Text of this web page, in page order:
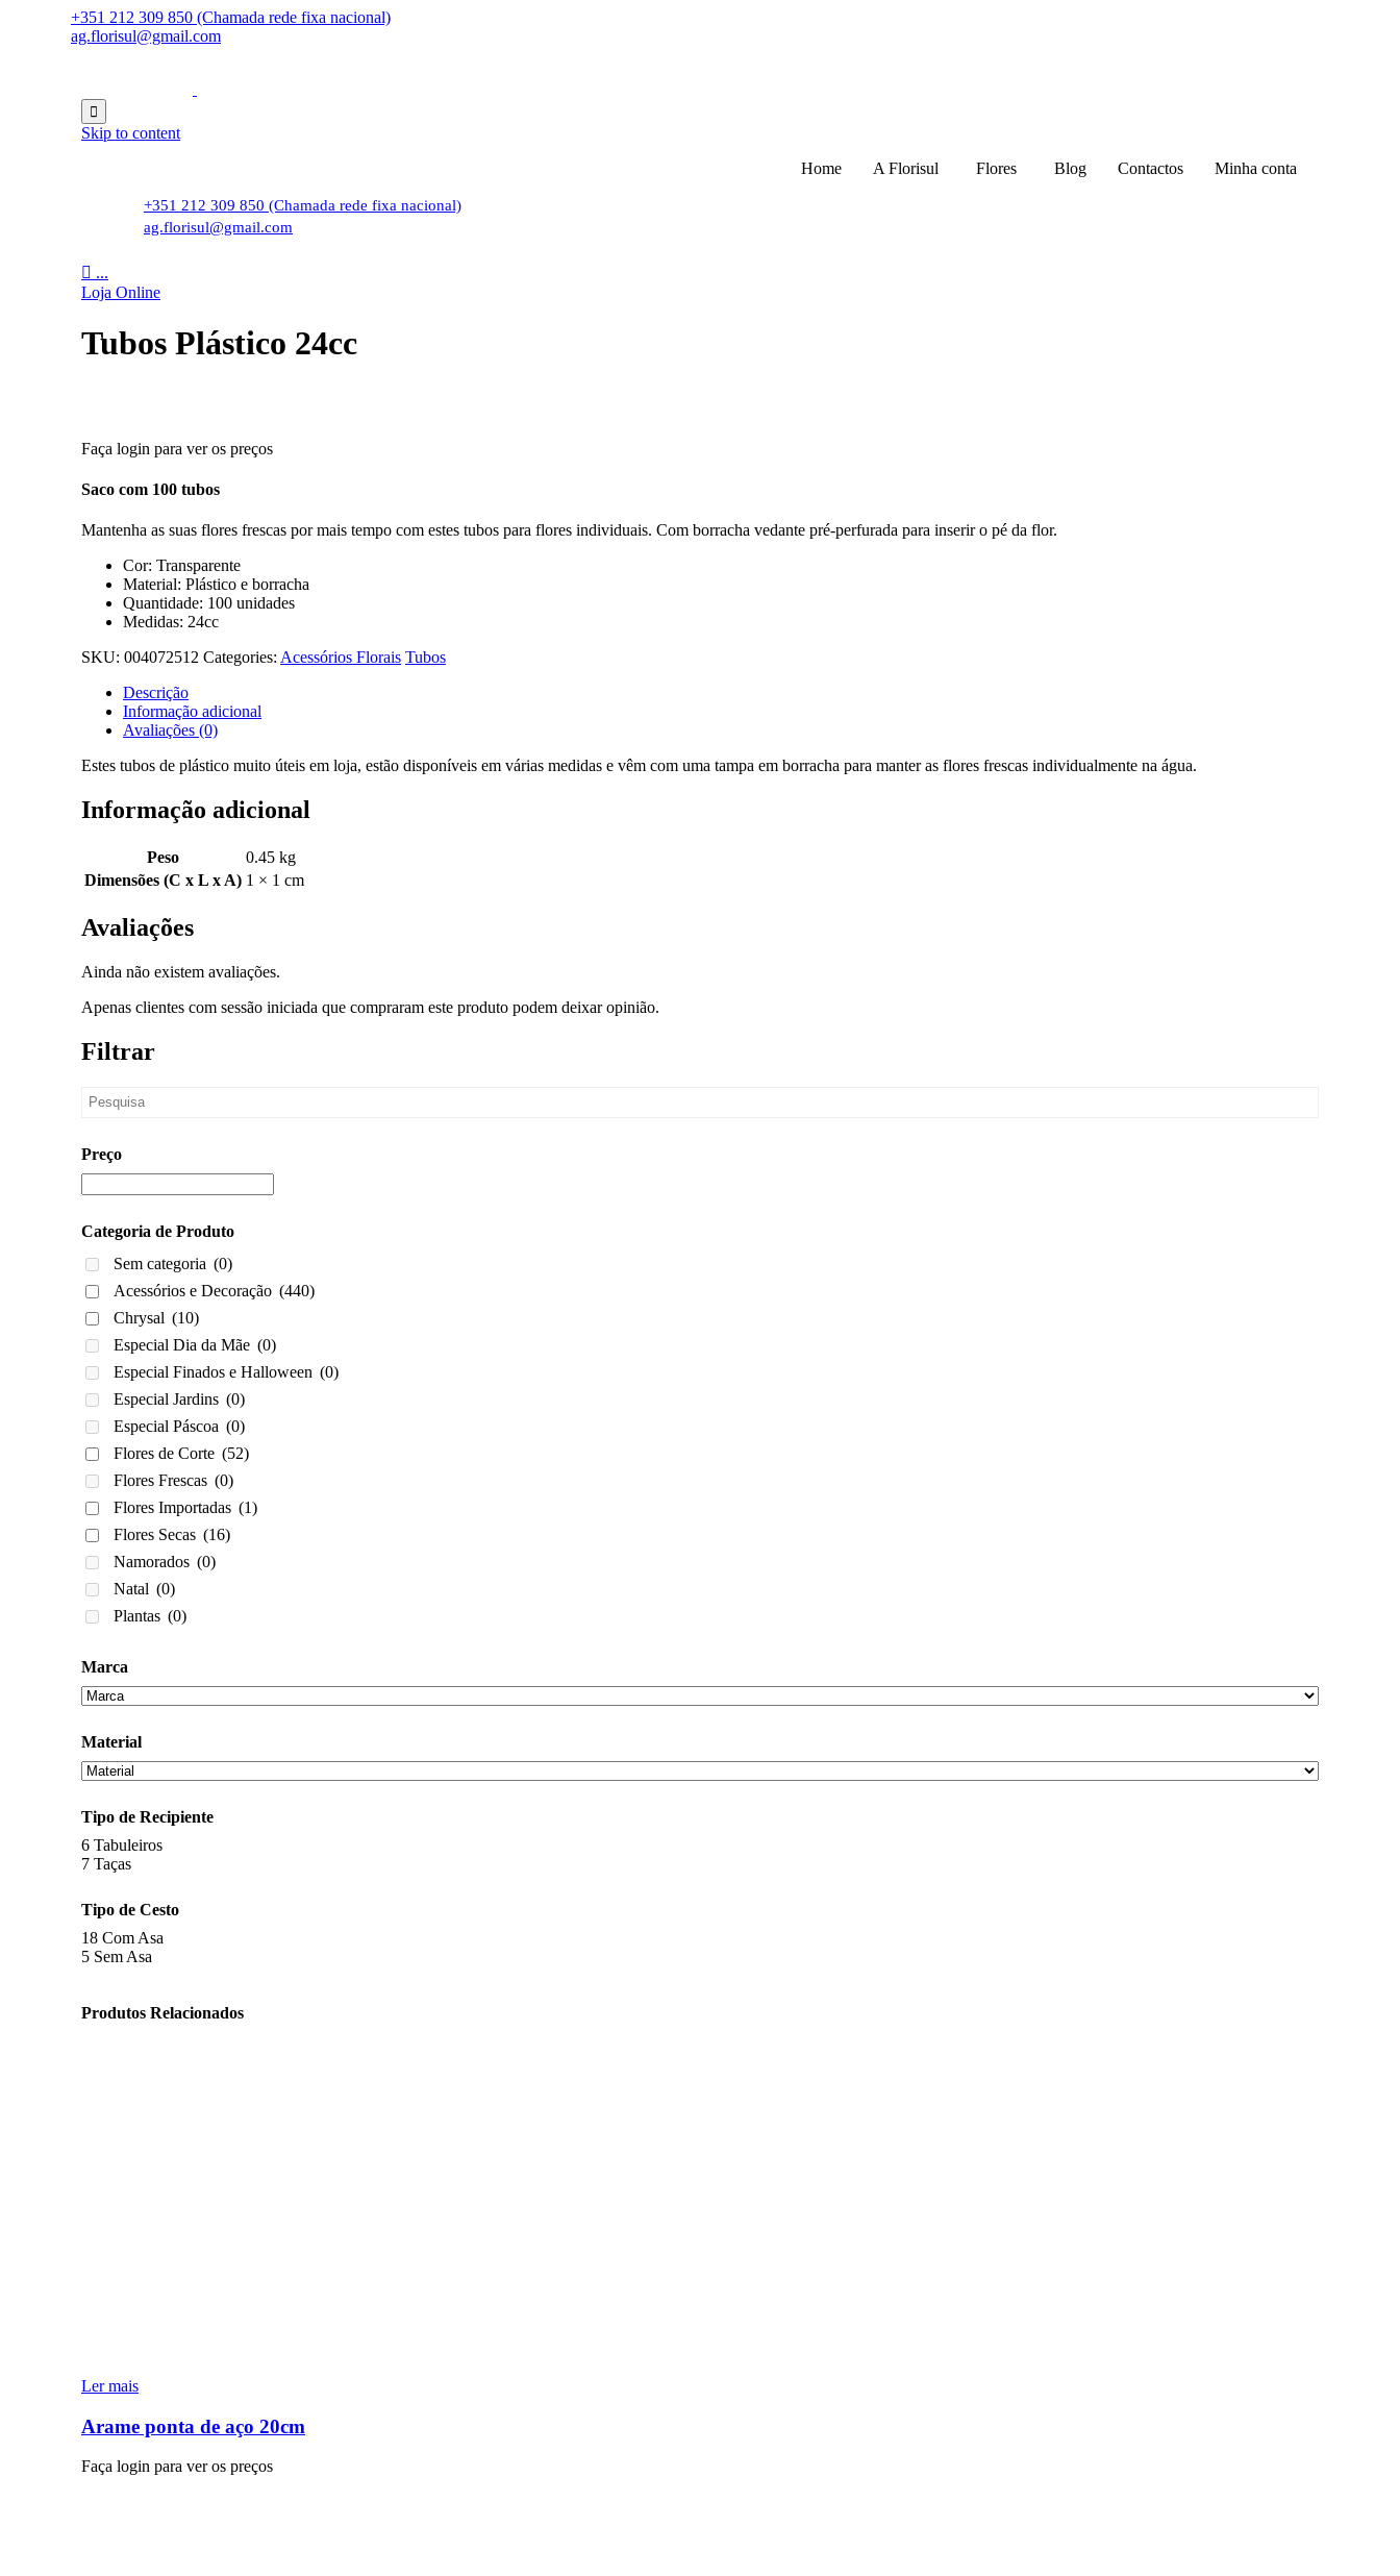
+351 212 309 850 (Chamada rede fixa nacional)
ag.florisul@gmail.com

Skip to content
Home
A Florisul Flores Blog Contactos Minha conta
+351 212 309 850 (Chamada rede fixa nacional)
ag.florisul@gmail.com
 ...
Loja Online
Tubos Plástico 24cc
Faça login para ver os preços
Saco com 100 tubos
Mantenha as suas flores frescas por mais tempo com estes tubos para flores individuais. Com borracha vedante pré-perfurada para inserir o pé da flor.
Cor: Transparente
Material: Plástico e borracha
Quantidade: 100 unidades
Medidas: 24cc
SKU: 004072512 Categories: Acessórios Florais Tubos
Descrição
Informação adicional
Avaliações (0)
Estes tubos de plástico muito úteis em loja, estão disponíveis em várias medidas e vêm com uma tampa em borracha para manter as flores frescas individualmente na água.
Informação adicional
Peso
0.45 kg
Dimensões (C x L x A) 1 × 1 cm
Avaliações
Ainda não existem avaliações.
Apenas clientes com sessão iniciada que compraram este produto podem deixar opinião.
Filtrar
Preço
Categoria de Produto
Sem categoria (0)
Acessórios e Decoração (440)
Chrysal (10)
Especial Dia da Mãe (0)
Especial Finados e Halloween (0)
Especial Jardins (0)
Especial Páscoa (0)
Flores de Corte (52)
Flores Frescas (0)
Flores Importadas (1)
Flores Secas (16)
Namorados (0)
Natal (0)
Plantas (0)
Marca
Material
Tipo de Recipiente
6 Tabuleiros
7 Taças
Tipo de Cesto
18 Com Asa
5 Sem Asa
Produtos Relacionados
Ler mais
Arame ponta de aço 20cm
Faça login para ver os preços